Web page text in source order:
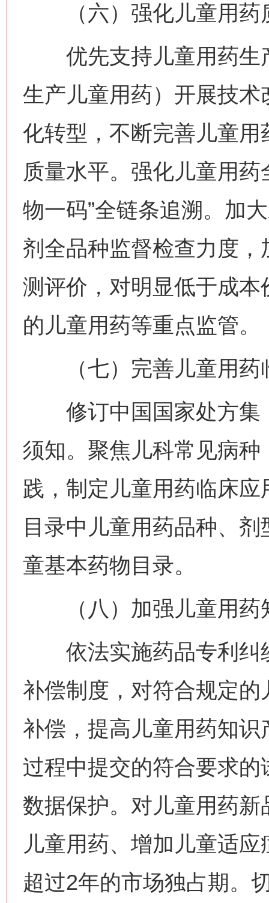
（六）强化儿童用药
优先支持儿童用药生
生产儿童用药）开展技
化转型，不断完善儿童
质量水平。强化儿童用
物一码”全链条追溯。加
剂全品种监督检查力度
测评价，对明显低于成
的儿童用药等重点监管。
（七）完善儿童用药
修订中国国家处方集
须知。聚焦儿科常见病
践，制定儿童用药临床
目录中儿童用药品种、
童基本药物目录。
（八）加强儿童用药
依法实施药品专利纠
补偿制度，对符合规定
补偿，提高儿童用药知
过程中提交的符合要求
数据保护。对儿童用药
儿童用药、增加儿童适
超过2年的市场独占期。